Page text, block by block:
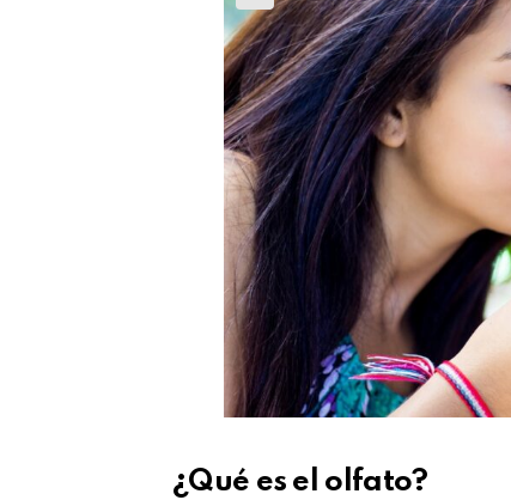
¿Qué es el olfato?